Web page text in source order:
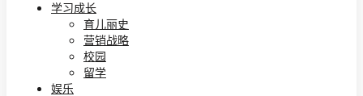
学习成长
育儿丽史
营销战略
校园
留学
娱乐